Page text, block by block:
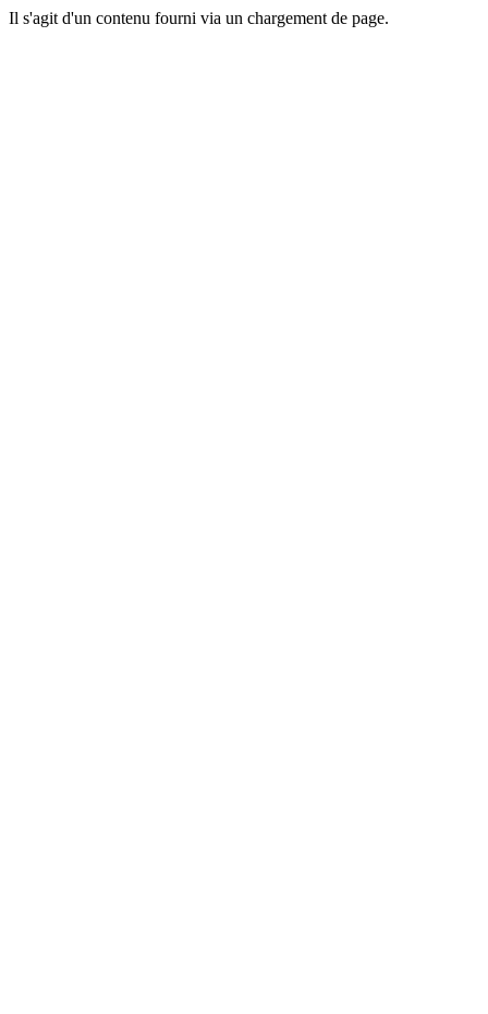
Il s'agit d'un contenu fourni via un chargement de page.